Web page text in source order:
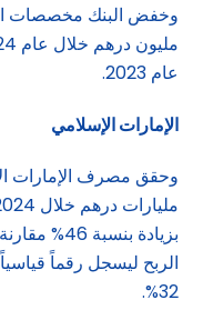
عام 2023.
الإمارات الإسلامي
بزيادة
32%.